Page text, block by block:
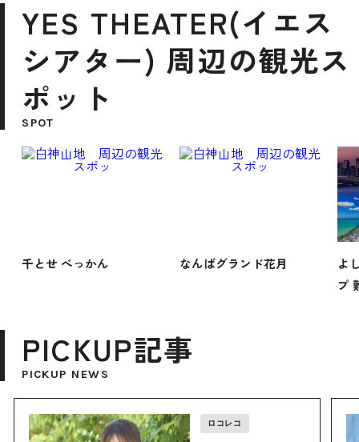
YES THEATER(イエス
シアター) 周辺の観光ス
ポット
SPOT
千とせ べっかん なんばグランド花月
よ
プ
PICKUP記事
PICKUP NEWS
ロコレコ